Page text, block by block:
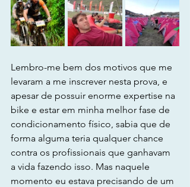
Lembro-me bem dos motivos que me
levaram a me inscrever nesta prova, e
apesar de possuir enorme expertise na
bike e estar em minha melhor fase de
condicionamento físico, sabia que de
forma alguma teria qualquer chance
contra os profissionais que ganhavam
a vida fazendo isso. Mas naquele
momento eu estava precisando de um